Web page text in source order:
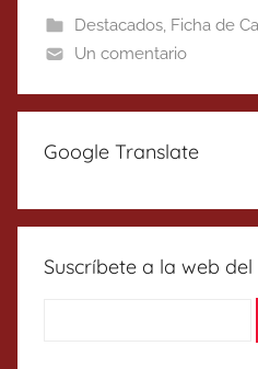
Destacados, Ficha de
Un comentario
Google Translate
Suscríbete a la web